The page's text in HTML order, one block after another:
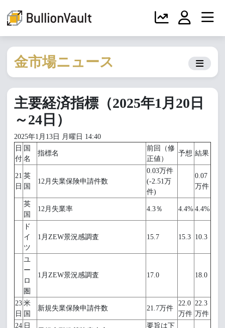
金市場ニュース
主要経済指標（2025年1月20日
～24日）
2025年1月13日 月曜日 14:40
日
付
国
名
指標名
前回（修
正値）
予想 結果
21
日
英
国
12月失業保険申請件数
0.03万件
(-2.51万
件)
0.07
万件
英
国
12月失業率 4.3％ 4.4% 4.4%
ド
イ
ツ
1月ZEW景況感調査 15.7 15.3 10.3
ユ
ー
ロ
圏
1月ZEW景況感調査 17.0 18.0
23
日
米
国
新規失業保険申請件数 21.7万件
22.0
万件
22.3
万件
24 日
要旨は下